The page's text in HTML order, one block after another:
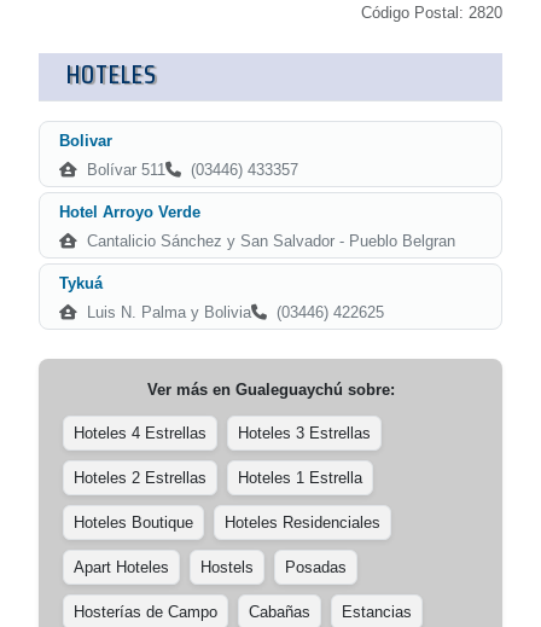
Código Postal: 2820
HOTELES
Bolivar
Bolívar 511
(03446) 433357
Hotel Arroyo Verde
Cantalicio Sánchez y San Salvador - Pueblo Belgran
Tykuá
Luis N. Palma y Bolivia
(03446) 422625
Ver más en Gualeguaychú sobre:
Hoteles 4 Estrellas Hoteles 3 Estrellas
Hoteles 2 Estrellas Hoteles 1 Estrella
Hoteles Boutique Hoteles Residenciales
Apart Hoteles Hostels Posadas
Hosterías de Campo Cabañas Estancias